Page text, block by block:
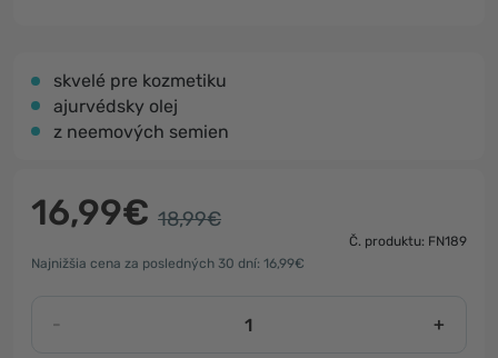
skvelé pre kozmetiku
ajurvédsky olej
z neemových semien
16,99€ 18,99€
Č. produktu: FN189
Najnižšia cena za posledných 30 dní: 16,99€
- +